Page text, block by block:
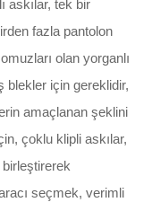
askılar, tek bir
fazla pantolon
olan yorganlı
blekler için gereklidir,
amaçlanan şeklini
çoklu klipli askılar,
seçmek, verimli